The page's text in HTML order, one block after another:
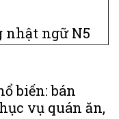
nhật ngữ N5
biến: bán
vụ quán ăn,